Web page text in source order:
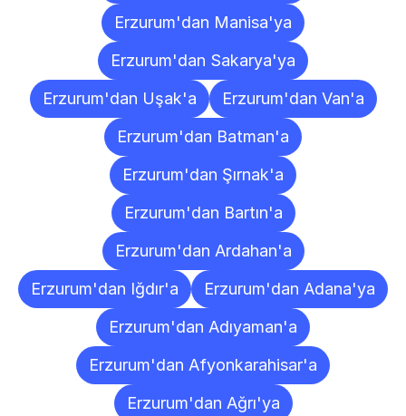
Erzurum'dan Manisa'ya
Erzurum'dan Sakarya'ya
Erzurum'dan Uşak'a
Erzurum'dan Van'a
Erzurum'dan Batman'a
Erzurum'dan Şırnak'a
Erzurum'dan Bartın'a
Erzurum'dan Ardahan'a
Erzurum'dan Iğdır'a
Erzurum'dan Adana'ya
Erzurum'dan Adıyaman'a
Erzurum'dan Afyonkarahisar'a
Erzurum'dan Ağrı'ya